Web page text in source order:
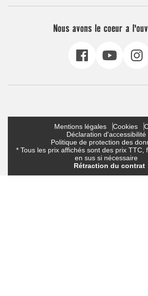
Nous avons le coeur a
Mentions légales Cookies
Déclaration d'accessibilité
Politique de protection des
* Tous les prix affichés sont des prix TTC,
en sus si nécessaire
Rétraction du contrat